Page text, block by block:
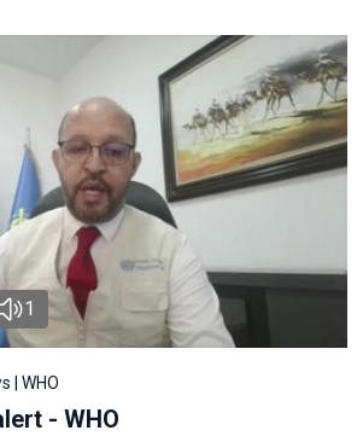
1
| WHO
- WHO